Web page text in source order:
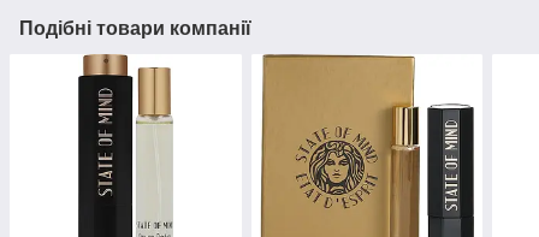
Подібні товари компанії